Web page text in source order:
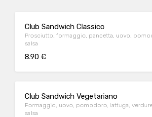
Club Sandwich Classico
Prosciutto, formaggio, pancetta, uovo,
salsa
8.90 €
Club Sandwich Vegetariano
Formaggio, uovo, pomodoro, lattuga,
salsa